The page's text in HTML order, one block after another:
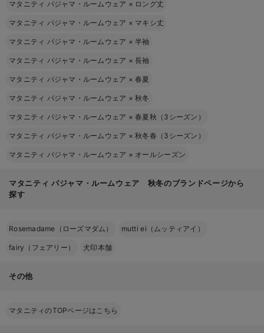
マタニティ パジャマ・ルームウェア × ロング丈
マタニティ パジャマ・ルームウェア × マキシ丈
マタニティ パジャマ・ルームウェア ×半袖
マタニティ パジャマ・ルームウェア ×長袖
マタニティ パジャマ・ルームウェア ×春夏
マタニティ パジャマ・ルームウェア ×秋冬
マタニティ パジャマ・ルームウェア ×春夏秋（3シーズン）
マタニティ パジャマ・ルームウェア ×秋冬春（3シーズン）
マタニティ パジャマ・ルームウェア × オールシーズン
マタニティ パジャマ・ルームウェア 秋冬のブランドページから
探す
Rosemadame（ローズマダム） mutti ei（ムッティアイ）
fairy（フェアリー） 犬印本舗
その他
マタニティのTOPページはこちら